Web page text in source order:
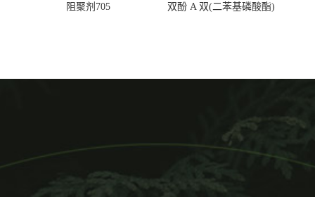
阻聚剂705 双酚 A 双(二苯基磷酸酯)